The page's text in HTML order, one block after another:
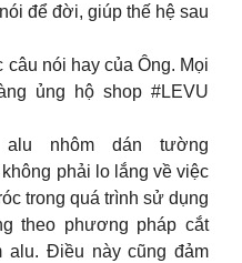
để đời, giúp thế hệ sau
nói hay của Ông. Mọi
ủng hộ shop #LEVU
nhôm dán tường
phải lo lắng về việc
trong quá trình sử dụng
theo phương pháp cắt
alu. Điều này cũng đảm